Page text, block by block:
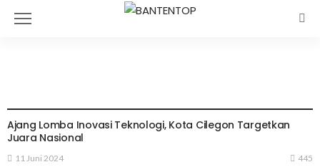
Ajang Lomba Inovasi Teknologi, Kota Cilegon Targetkan
Juara Nasional
11 Juni 2024 445